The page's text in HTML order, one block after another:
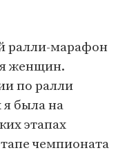
ралли-марафон
женщин.
по ралли
я была на
этапах
чемпионата